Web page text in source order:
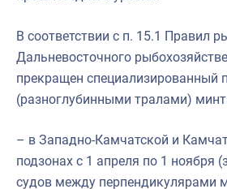
В соответствии с п. 15.1 Правил
Дальневосточного
прекращен специализированный
(разноглубинными тралами)
– в Западно-Камчатской и
подзонах с 1 апреля по 1 ноября
судов между перпендикулярами